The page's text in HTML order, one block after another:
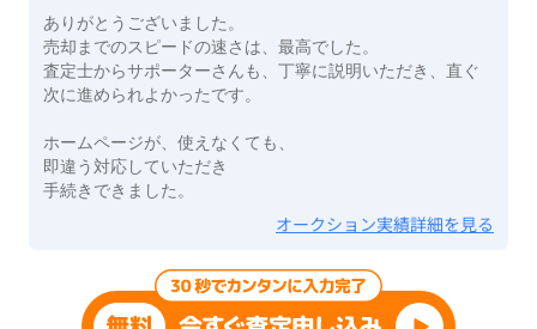
ありがとうございました。
売却までのスピードの速さは、最高でした。
査定士からサポーターさんも、丁寧に説明いただき、直ぐ
次に進められよかったです。
ホームページが、使えなくても、
即違う対応していただき
手続きできました。
オークション実績詳細を見る